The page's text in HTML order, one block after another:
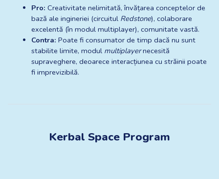
Pro: Creativitate nelimitată, învățarea conceptelor de
bază ale ingineriei (circuitul Redstone), colaborare
excelentă (în modul multiplayer), comunitate vastă.
Contra: Poate fi consumator de timp dacă nu sunt
stabilite limite, modul multiplayer necesită
supraveghere, deoarece interacțiunea cu străinii poate
fi imprevizibilă.
Kerbal Space Program